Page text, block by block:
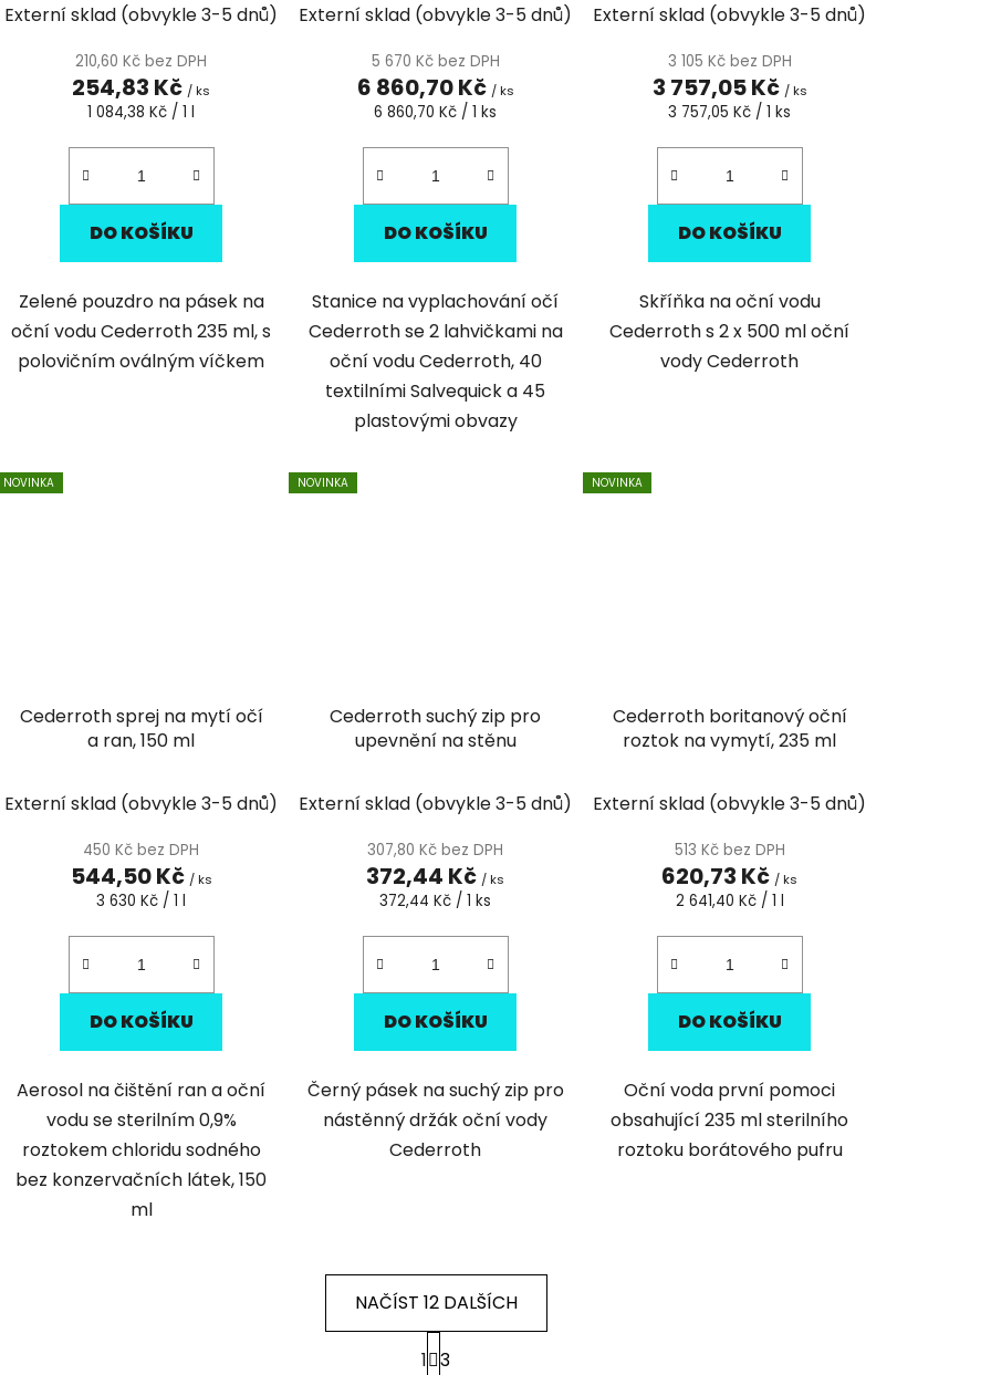
Externí sklad (obvykle 3-5 dnů)
210,60 Kč bez DPH
254,83 Kč / ks
Měrná
1 084,38 Kč / 1 l
DO KOŠÍKU
Zelené pouzdro na pásek na
oční vodu Cederroth 235 ml, s
polovičním oválným víčkem
Externí sklad (obvykle 3-5 dnů)
5 670 Kč bez DPH
6 860,70 Kč / ks
Měrná
6 860,70 Kč / 1 ks
DO KOŠÍKU
Stanice na vyplachování očí
Cederroth se 2 lahvičkami na
oční vodu Cederroth, 40
textilními Salvequick a 45
plastovými obvazy
Externí sklad (obvykle 3-5 dnů)
3 105 Kč bez DPH
3 757,05 Kč / ks
Měrná
3 757,05 Kč / 1 ks
DO KOŠÍKU
Skříňka na oční vodu
Cederroth s 2 x 500 ml oční
vody Cederroth
NOVINKA
Cederroth sprej na mytí očí
a ran, 150 ml
Externí sklad (obvykle 3-5 dnů)
450 Kč bez DPH
544,50 Kč / ks
Měrná
3 630 Kč / 1 l
DO KOŠÍKU
Aerosol na čištění ran a oční
vodu se sterilním 0,9%
roztokem chloridu sodného
bez konzervačních látek, 150
ml
NOVINKA
Cederroth suchý zip pro
upevnění na stěnu
Externí sklad (obvykle 3-5 dnů)
307,80 Kč bez DPH
372,44 Kč / ks
Měrná
372,44 Kč / 1 ks
DO KOŠÍKU
Černý pásek na suchý zip pro
nástěnný držák oční vody
Cederroth
NOVINKA
Cederroth boritanový oční
roztok na vymytí, 235 ml
Externí sklad (obvykle 3-5 dnů)
513 Kč bez DPH
620,73 Kč / ks
Měrná
2 641,40 Kč / 1 l
DO KOŠÍKU
Oční voda první pomoci
obsahující 235 ml sterilního
roztoku borátového pufru
NAČÍST 12 DALŠÍCH
S
t
1 3